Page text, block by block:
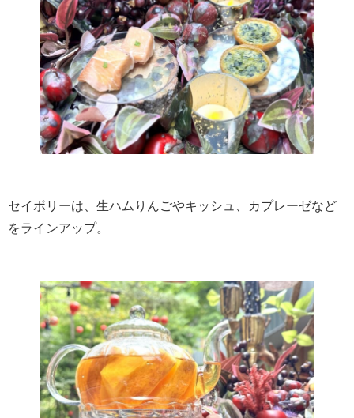
セイボリーは、生ハムりんごやキッシュ、カプレーゼなど
をラインアップ。